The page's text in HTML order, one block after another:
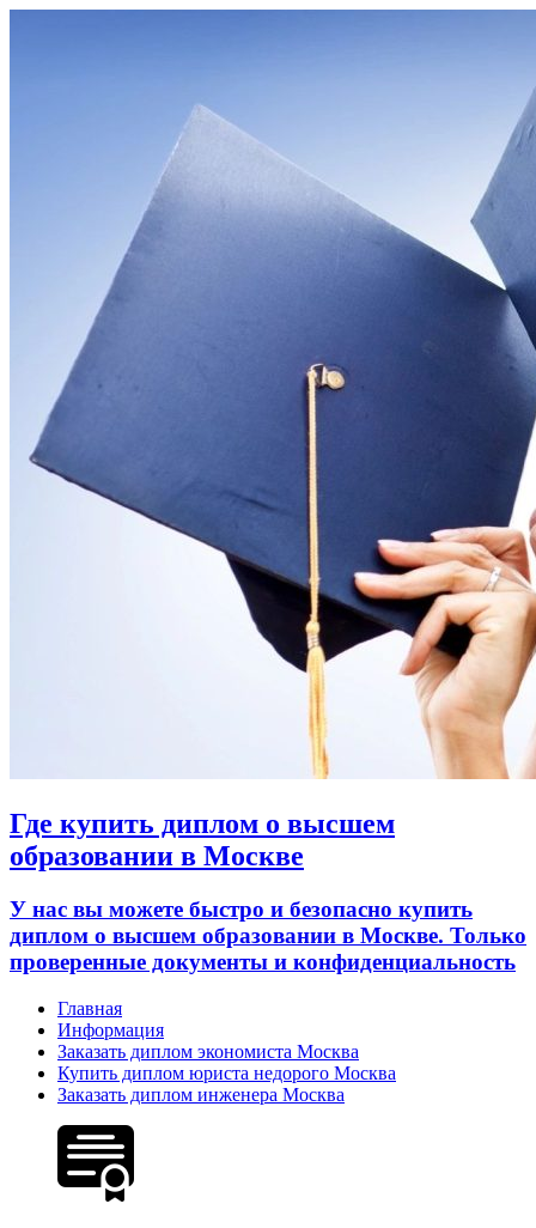
Где купить диплом о высшем
образовании в Москве
У нас вы можете быстро и безопасно купить
диплом о высшем образовании в Москве. Только
проверенные документы и конфиденциальность
Главная
Информация
Заказать диплом экономиста Москва
Купить диплом юриста недорого Москва
Заказать диплом инженера Москва